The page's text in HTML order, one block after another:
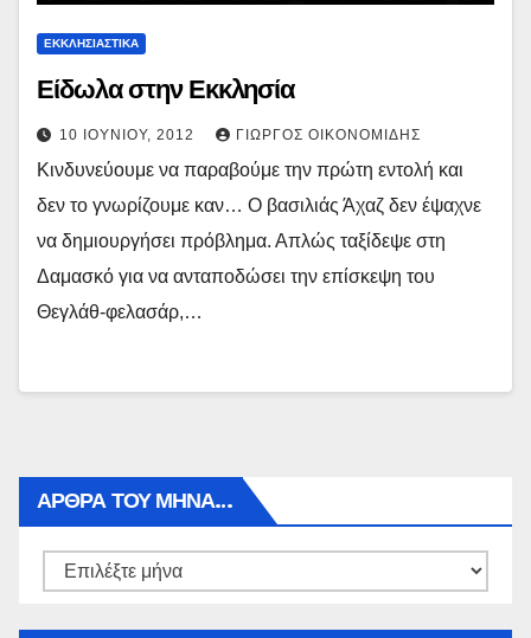
ΕΚΚΛΗΣΙΑΣΤΙΚΑ
Είδωλα στην Εκκλησία
10 ΙΟΥΝΊΟΥ, 2012 ΓΙΏΡΓΟΣ ΟΙΚΟΝΟΜΊΔΗΣ
Κινδυνεύουμε να παραβούμε την πρώτη εντολή και
δεν το γνωρίζουμε καν… Ο βασιλιάς Άχαζ δεν έψαχνε
να δημιουργήσει πρόβλημα. Απλώς ταξίδεψε στη
Δαμασκό για να ανταποδώσει την επίσκεψη του
Θεγλάθ-φελασάρ,…
ΑΡΘΡΑ ΤΟΥ ΜΉΝΑ…
Αρθρα